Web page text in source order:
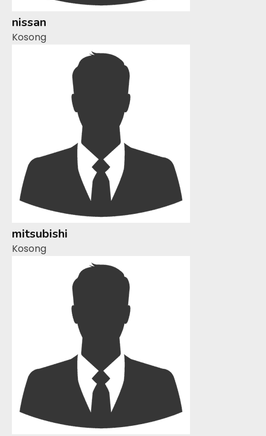
nissan
Kosong
mitsubishi
Kosong